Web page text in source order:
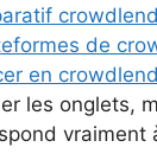
de
en
les onglets,
vraiment